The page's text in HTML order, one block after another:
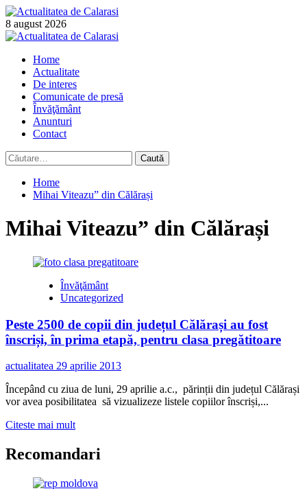
Skip
to
content
8 august 2026
Primary
Home
Actualitate
De interes
Comunicate de presă
Învăţământ
Anunturi
Contact
Caută
după:
Home
Mihai Viteazu” din Călărași
Mihai Viteazu” din Călărași
Învăţământ
Uncategorized
Peste 2500 de copii din județul Călărași au fost
înscriși, în prima etapă, pentru clasa pregătitoare
actualitatea 29 aprilie 2013
Începând cu ziua de luni, 29 aprilie a.c., părinții din județul Călărași
vor avea posibilitatea să vizualizeze listele copiilor înscriși,...
Citeste mai multRead
about
Peste
de
Recomandari